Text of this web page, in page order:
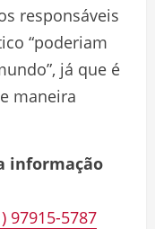
responsáveis
“poderiam
já que é
maneira
informação
97915-5787